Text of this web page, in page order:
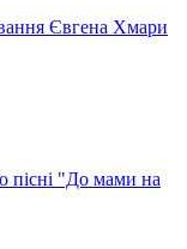
Євгена Хмари
пісні "До мами на